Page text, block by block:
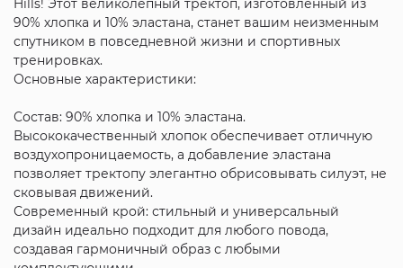
Hills! Этот великолепный тректоп, изготовленный из
90% хлопка и 10% эластана, станет вашим неизменным
спутником в повседневной жизни и спортивных
тренировках.
Основные характеристики:
Состав: 90% хлопка и 10% эластана.
Высококачественный хлопок обеспечивает отличную
воздухопроницаемость, а добавление эластана
позволяет тректопу элегантно обрисовывать силуэт, не
сковывая движений.
Современный крой: стильный и универсальный
дизайн идеально подходит для любого повода,
создавая гармоничный образ с любыми